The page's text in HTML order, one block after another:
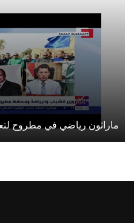
ماراثون رياضي في مطروح